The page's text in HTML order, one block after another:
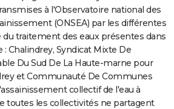
à l'Observatoire national des
(ONSEA) par les différentes
traitement des eaux présentes dans
Chalindrey, Syndicat Mixte De
Du Sud De La Haute-marne pour
et Communauté De Communes
collectif de l'eau à
toutes les collectivités ne partagent